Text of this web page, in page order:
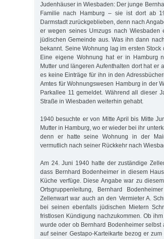
Judenhäuser in Wiesbaden: Der junge
Familie nach Hamburg – sie ist dort ab
Darmstadt zurückgeblieben, denn nach
er wegen seines Umzugs nach
jüdischen Gemeinde aus. Was ihn dann
bekannt. Seine Wohnung lag im ersten
Eine eigene Wohnung hat er in Hamburg
Mutter und längeren Aufenthalten dort hat er
es keine Einträge für ihn in den
Amtes für Wohnungswesen Hamburg in der
Parkallee 11 gemeldet. Während all dieser
Straße in Wiesbaden weiterhin gehabt.
1940 besuchte er von Mitte April bis Mitte
Mutter in Hamburg, wo er wieder bei ihr
denn er hatte seine Wohnung in der
vermutlich nach seiner Rückkehr nach
Am 24. Juni 1940 hatte der zuständige
dass Bernhard Bodenheimer in diesem
Küche verfüge. Diese Angabe war zu
Ortsgruppenleitung, Bernhard
Zellenwart war auch an den Vermieter A.
bei seinen ebenfalls jüdischen Mietern
fristlosen Kündigung nachzukommen. Ob
wurde oder ob Bernhard Bodenheimer
auf seiner Gestapo-Karteikarte bezog er